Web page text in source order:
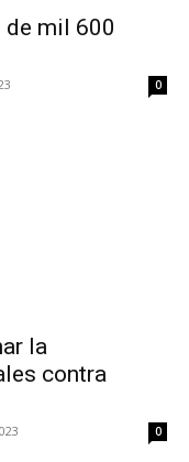
de mil 600
0
la
contra
0